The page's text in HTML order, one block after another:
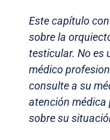
Este capítulo
sobre la
testicular. No es
médico
consulte a su
atención médica
sobre su